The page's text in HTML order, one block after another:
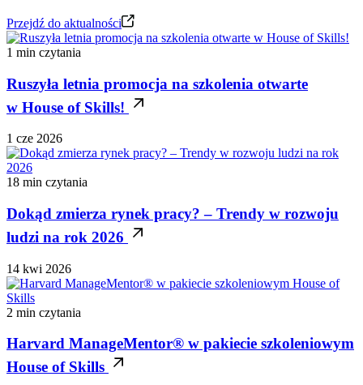
Przejdź do aktualności
1 min czytania
Ruszyła letnia promocja na szkolenia otwarte
w House of Skills!
1 cze 2026
18 min czytania
Dokąd zmierza rynek pracy? – Trendy w rozwoju
ludzi na rok 2026
14 kwi 2026
2 min czytania
Harvard ManageMentor® w pakiecie szkoleniowym
House of Skills